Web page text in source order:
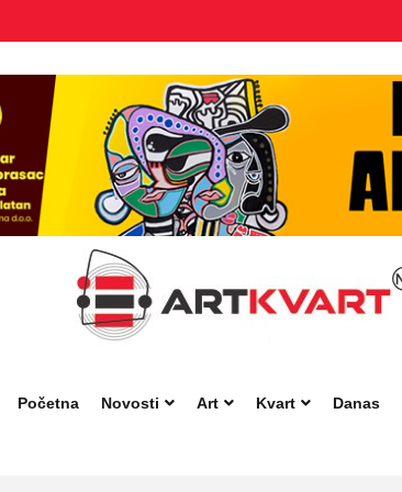
Početna
Novosti Art Kvart Danas